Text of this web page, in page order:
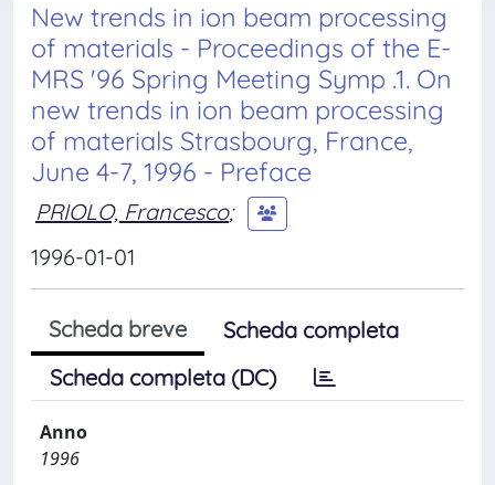
New trends in ion beam processing
of materials - Proceedings of the E-
MRS '96 Spring Meeting Symp .1. On
new trends in ion beam processing
of materials Strasbourg, France,
June 4-7, 1996 - Preface
PRIOLO, Francesco;
1996-01-01
Scheda breve
Scheda completa
Scheda completa (DC)
Anno
1996